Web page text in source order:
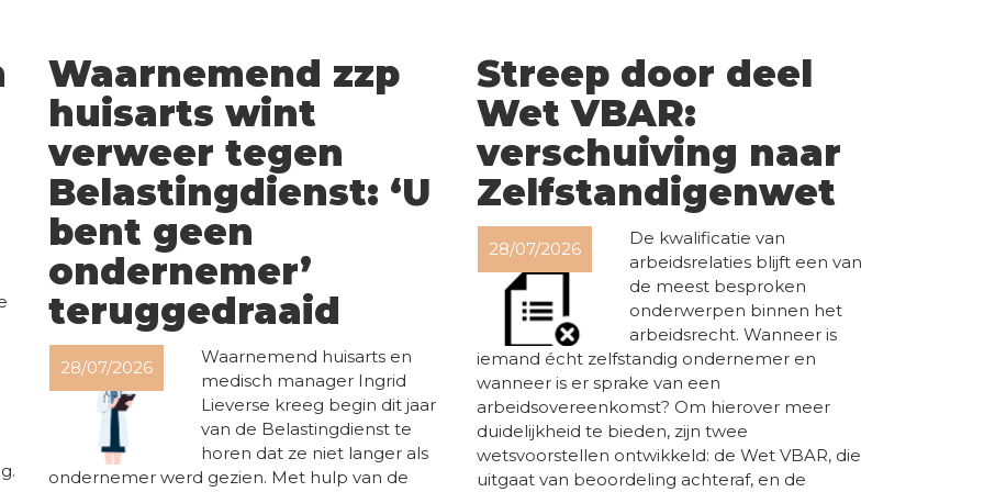
Waarnemend zzp
huisarts wint
verweer tegen
Belastingdienst: ‘U
bent geen
ondernemer’
teruggedraaid
28/07/2026
Waarnemend huisarts en
medisch manager Ingrid
Lieverse kreeg begin dit jaar
van de Belastingdienst te
horen dat ze niet langer als
ondernemer werd gezien. Met hulp van de
Streep door deel
Wet VBAR:
verschuiving naar
Zelfstandigenwet
28/07/2026
De kwalificatie van
arbeidsrelaties blijft een van
de meest besproken
onderwerpen binnen het
arbeidsrecht. Wanneer is
iemand écht zelfstandig ondernemer en
wanneer is er sprake van een
arbeidsovereenkomst? Om hierover meer
duidelijkheid te bieden, zijn twee
wetsvoorstellen ontwikkeld: de Wet VBAR, die
uitgaat van beoordeling achteraf, en de